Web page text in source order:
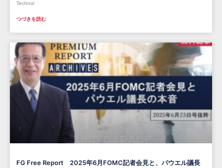
Technol
つづきを読む
FG Free Report 2025年6月FOMC記者会見と、パウエル議長